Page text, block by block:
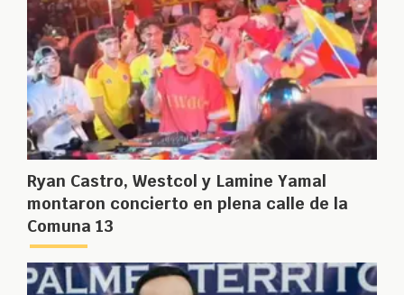
Ryan Castro, Westcol y Lamine Yamal
montaron concierto en plena calle de la
Comuna 13